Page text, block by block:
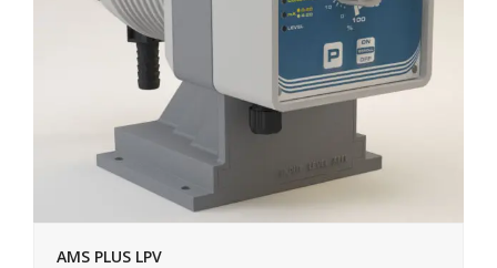
AMS PLUS LPV